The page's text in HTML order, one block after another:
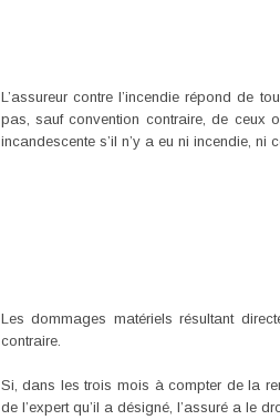
L’assureur contre l’incendie répond de
pas, sauf convention contraire, de ceux
incandescente s’il n’y a eu ni incendie, ni
Les dommages matériels résultant
contraire.
Si, dans les trois mois à compter de la
de l’expert qu’il a désigné, l’assuré a le